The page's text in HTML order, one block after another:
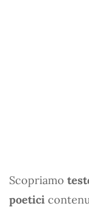
Scopriamo
poetici